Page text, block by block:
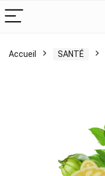
Accueil SANTÉ